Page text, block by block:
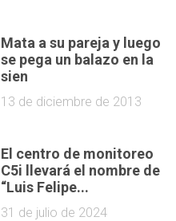
Mata a su pareja y luego
se pega un balazo en la
sien
13 de diciembre de 2013
El centro de monitoreo
C5i llevará el nombre de
“Luis Felipe...
31 de julio de 2024